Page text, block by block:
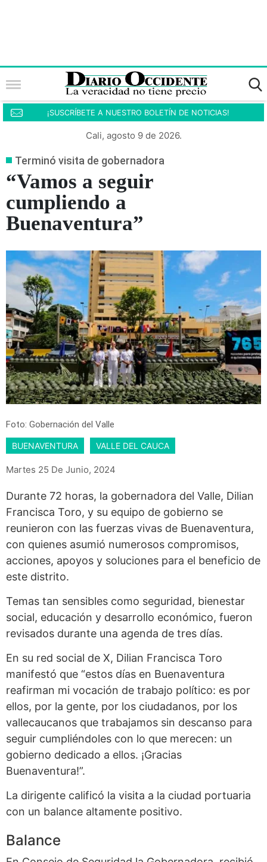
¡SUSCRÍBETE A NUESTRO BOLETÍN DE NOTICIAS!
Cali, agosto 9 de 2026.
Terminó visita de gobernadora
“Vamos a seguir
cumpliendo a
Buenaventura”
Foto: Gobernación del Valle
BUENAVENTURA VALLE DEL CAUCA
Martes 25 De Junio, 2024
Durante 72 horas, la gobernadora del Valle, Dilian
Francisca Toro, y su equipo de gobierno se
reunieron con las fuerzas vivas de Buenaventura,
con quienes asumió numerosos compromisos,
acciones, apoyos y soluciones para el beneficio de
este distrito.
Temas tan sensibles como seguridad, bienestar
social, educación y desarrollo económico, fueron
revisados durante una agenda de tres días.
En su red social de X, Dilian Francisca Toro
manifestó que “estos días en Buenaventura
reafirman mi vocación de trabajo político: es por
ellos, por la gente, por los ciudadanos, por los
vallecaucanos que trabajamos sin descanso para
seguir cumpliéndoles con lo que merecen: un
gobierno dedicado a ellos. ¡Gracias
Buenaventura!”.
La dirigente calificó la visita a la ciudad portuaria
con un balance altamente positivo.
Balance